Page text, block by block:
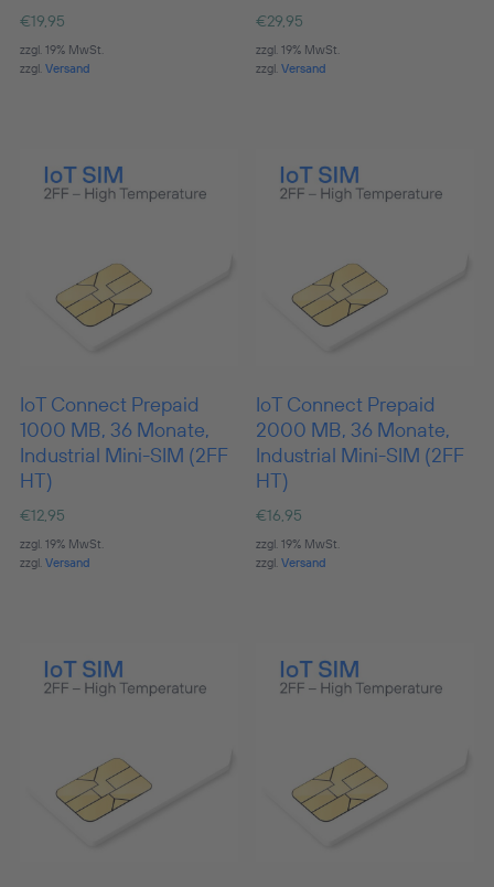
€19,95
zzgl. 19% MwSt.
zzgl. Versand
€29,95
zzgl. 19% MwSt.
zzgl.Versand
IoT Connect Prepaid
1000 MB, 36 Monate,
Industrial Mini-SIM (2FF
HT)
€12,95
zzgl. 19% MwSt.
zzgl. Versand
IoT Connect Prepaid
2000 MB, 36 Monate,
Industrial Mini-SIM (2FF
HT)
€16,95
zzgl. 19% MwSt.
zzgl.Versand